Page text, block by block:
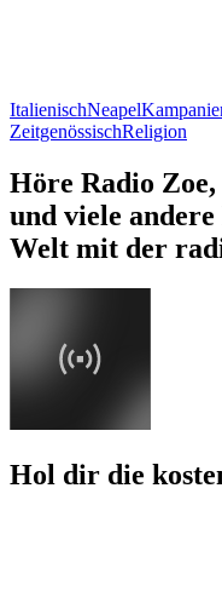
ItalienischNeapel
ZeitgenössischReligion
Höre Radio
und viele
Welt mit der
Hol dir die